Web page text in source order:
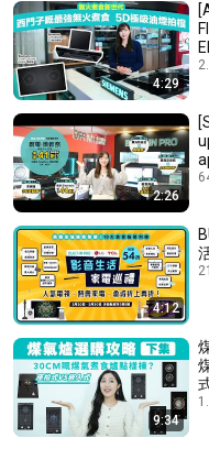
4:29
2:26
4:12
9:34